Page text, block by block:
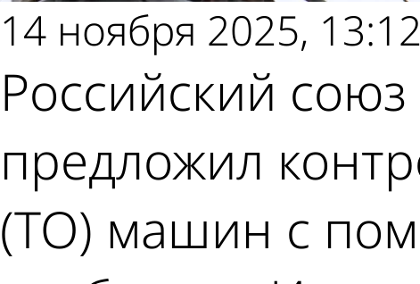
14 ноября 2025, 13:12
Российский
предложил
(ТО) машин с